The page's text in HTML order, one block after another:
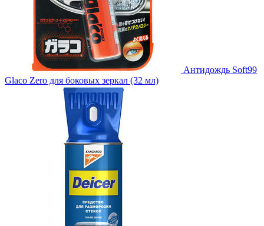
Антидождь Soft99
Glaco Zero для боковых зеркал (32 мл)